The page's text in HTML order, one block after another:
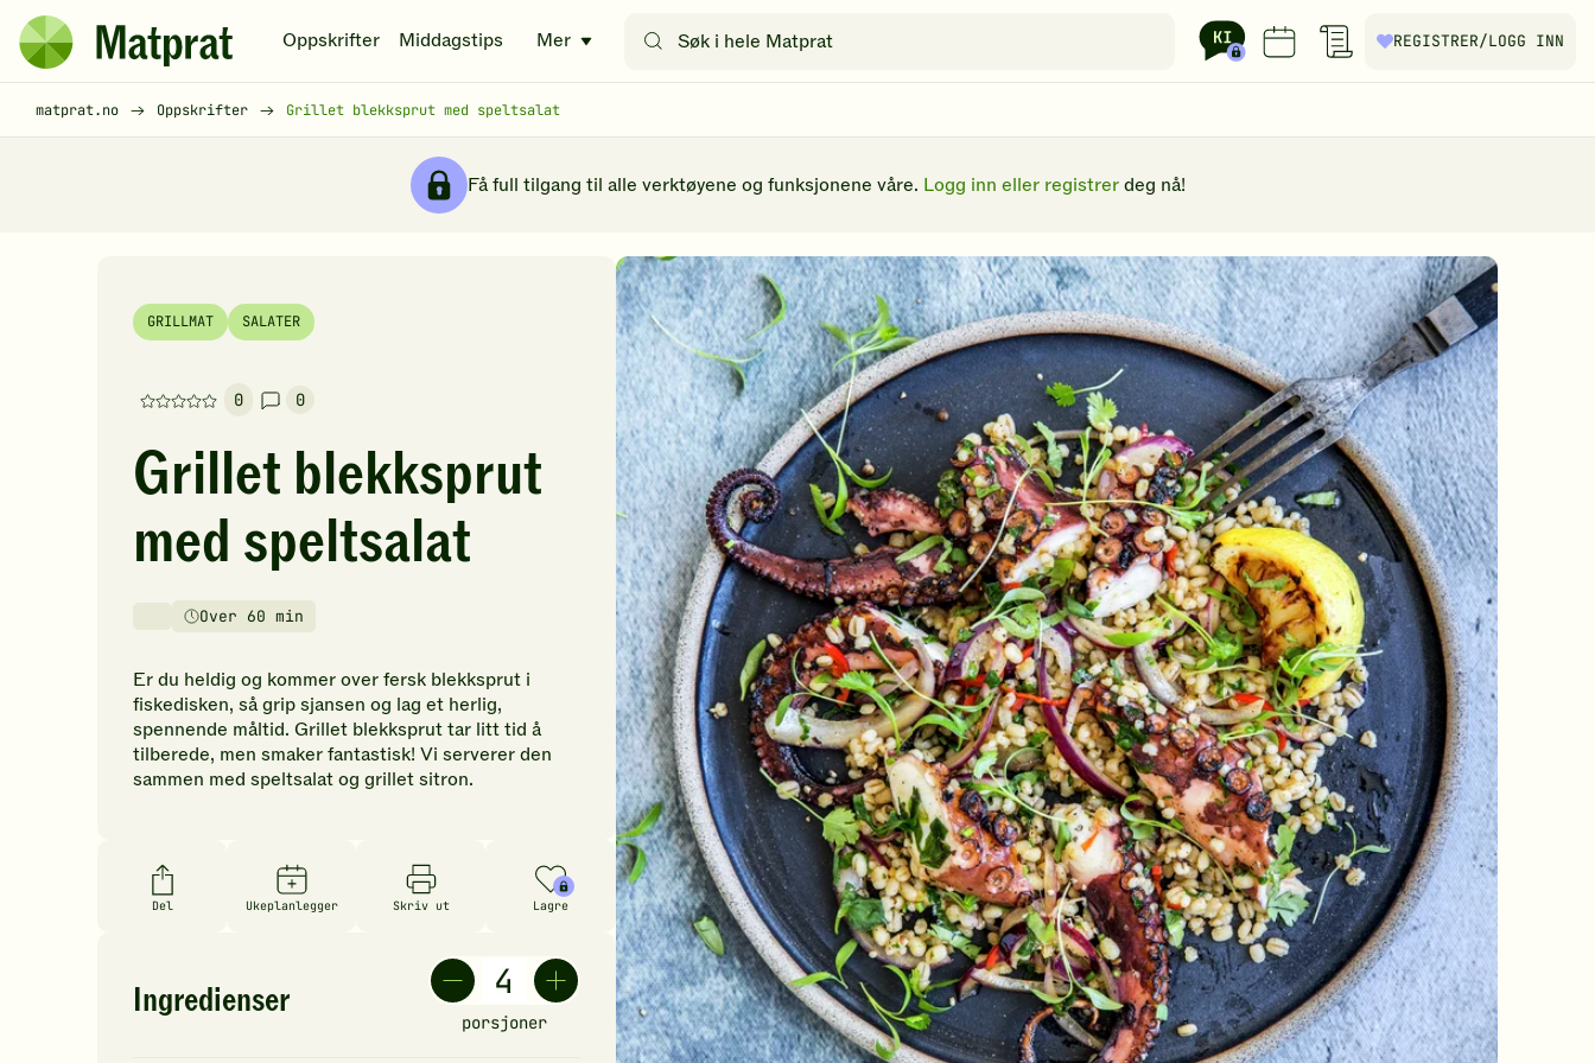
Hopp til hovedinnhold
Matprat
hjemmeside
Oppskrifter Middagstips Mer
etter
REGISTRER/LOGG INN
matprat.no Oppskrifter Grillet blekksprut med speltsalat
Få full tilgang til alle verktøyene og funksjonene våre. Logg inn eller registrer deg nå!
GRILLMAT SALATER
0
Denne
har
foreløpig
vurderinger.
Bli
første
å
vurdere
denne
oppskriften.
0
Grillet blekksprut
med speltsalat
Vanskelighetsgrad
Tilberedningstid
Over 60 min
Er du heldig og kommer over fersk blekksprut i
fiskedisken, så grip sjansen og lag et herlig,
spennende måltid. Grillet blekksprut tar litt tid å
tilberede, men smaker fantastisk! Vi serverer den
sammen med speltsalat og grillet sitron.
Del Ukeplanlegger Skriv ut Lagre
Ingredienser
porsjoner